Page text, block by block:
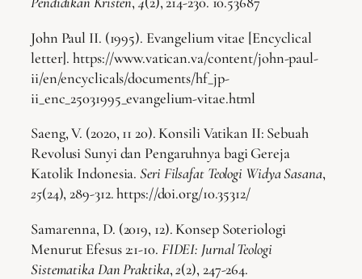
John Paul II. (1995). Evangelium vitae [Encyclical
letter]. https://www.vatican.va/content/john-paul-
ii/en/encyclicals/documents/hf_jp-
ii_enc_25031995_evangelium-vitae.html
Saeng, V. (2020, 11 20). Konsili Vatikan II: Sebuah
Revolusi Sunyi dan Pengaruhnya bagi Gereja
Katolik Indonesia.Seri Filsafat Teologi Widya Sasana,
25(24), 289-312. https://doi.org/10.35312/
Samarenna, D. (2019, 12). Konsep Soteriologi
Menurut Efesus 2:1-10. FIDEI: Jurnal Teologi
Sistematika Dan Praktika,2(2), 247-264.